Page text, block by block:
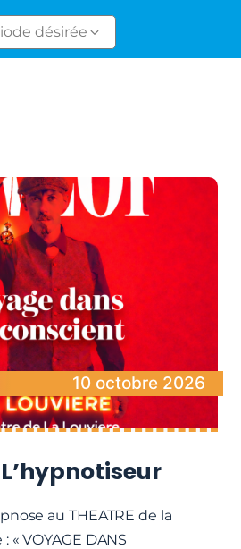
désirée
10 octobre 2026
au THEATRE de la
« VOYAGE DANS